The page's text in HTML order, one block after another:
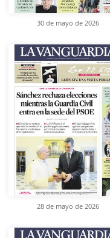
30 de mayo de 2026
28 de mayo de 2026